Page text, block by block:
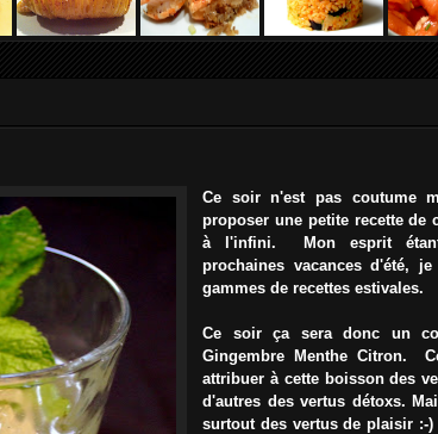
Ce soir n'est pas coutume
proposer une petite recette de
à l'infini. Mon esprit
prochaines vacances d'été,
gammes de recettes estivales.
Ce soir ça sera donc un
Gingembre Menthe Citron.
attribuer à cette boisson des
d'autres des vertus détoxs.
surtout des vertus de plaisir :-)